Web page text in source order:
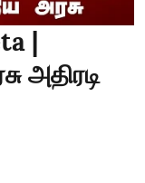
|
அதிரடி